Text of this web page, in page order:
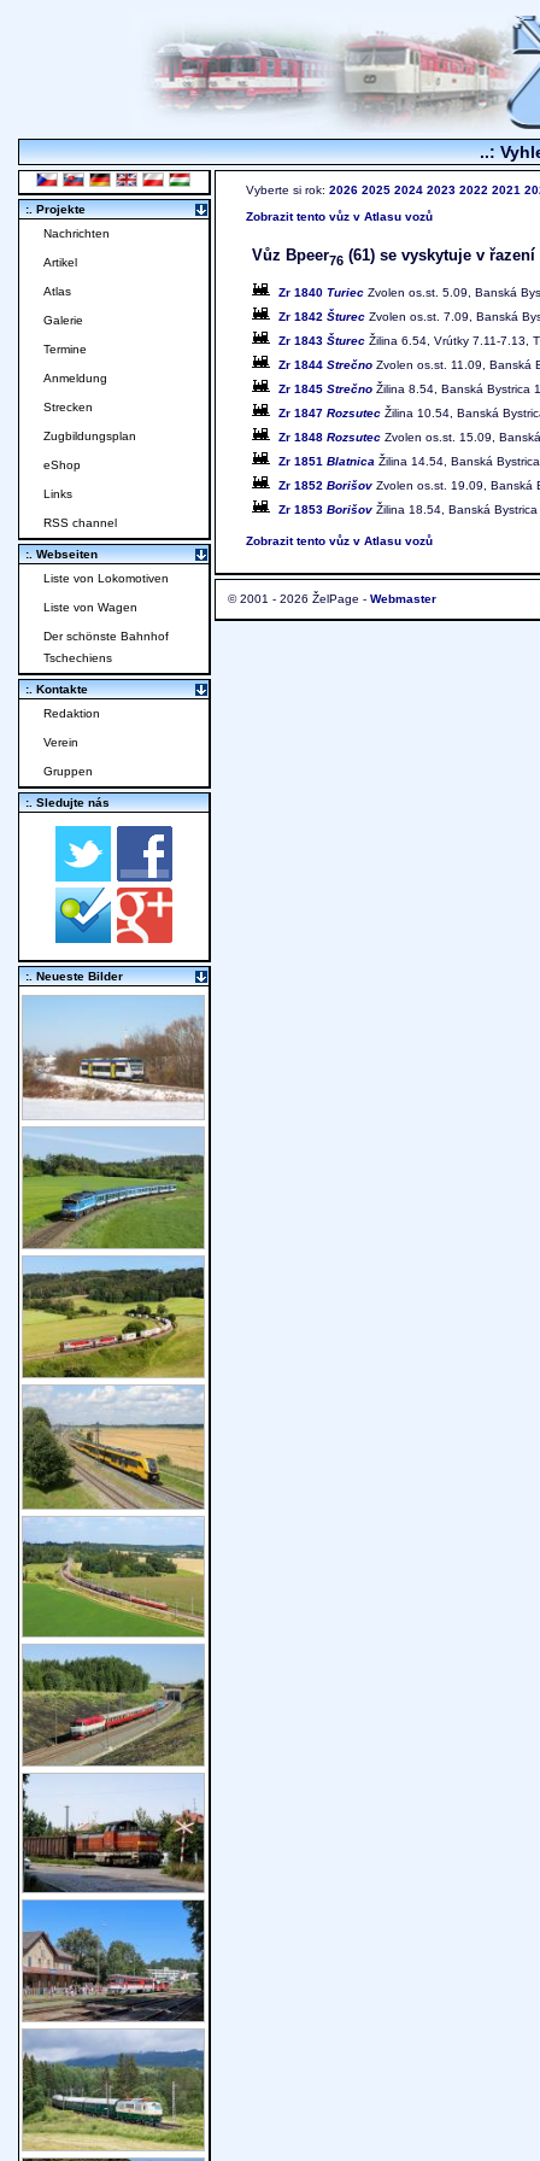
..:
Vyberte si rok: 2026 2025 2024 2023 2022 2021
Zobrazit tento vůz v Atlasu vozů
Vůz Bpeer76 (61) se vyskytuje v
Zr 1840 Turiec Zvolen os.st. 5.09, Banská
Zr 1842 Šturec Zvolen os.st. 7.09, Banská
Zr 1843 Šturec Žilina 6.54, Vrútky 7.11-7.13,
Zr 1844 Strečno Zvolen os.st. 11.09, Banská
Zr 1845 Strečno Žilina 8.54, Banská Bystrica
Zr 1847 Rozsutec Žilina 10.54, Banská
Zr 1848 Rozsutec Zvolen os.st. 15.09,
Zr 1851 Blatnica Žilina 14.54, Banská
Zr 1852 Borišov Zvolen os.st. 19.09, Banská
Zr 1853 Borišov Žilina 18.54, Banská
Zobrazit tento vůz v Atlasu vozů
© 2001 - 2026 ŽelPage - Webmaster
:. Projekte
Nachrichten
Artikel
Atlas
Galerie
Termine
Anmeldung
Strecken
Zugbildungsplan
eShop
Links
RSS channel
:. Webseiten
Liste von Lokomotiven
Liste von Wagen
Der schönste Bahnhof
Tschechiens
:. Kontakte
Redaktion
Verein
Gruppen
:. Sledujte nás
:. Neueste Bilder